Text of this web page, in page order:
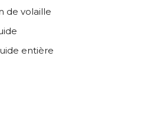
de volaille
entière